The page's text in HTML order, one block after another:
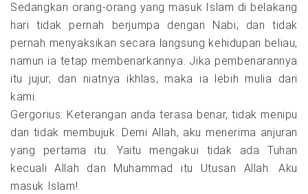
Sedangkan orang-orang yang masuk Islam di belakang
hari tidak pernah berjumpa dengan Nabi, dan tidak
pernah menyaksikan secara langsung kehidupan beliau,
namun ia tetap membenarkannya. Jika pembenarannya
itu jujur, dan niatnya ikhlas, maka ia lebih mulia dari
kami.
Gergorius: Keterangan anda terasa benar, tidak menipu
dan tidak membujuk. Demi Allah, aku menerima anjuran
yang pertama itu. Yaitu mengakui tidak ada Tuhan
kecuali Allah dan Muhammad itu Utusan Allah. Aku
masuk Islam!.